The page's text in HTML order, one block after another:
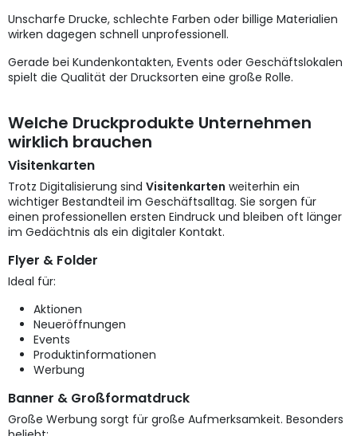
Unscharfe Drucke, schlechte Farben oder billige Materialien
wirken dagegen schnell unprofessionell.
Gerade bei Kundenkontakten, Events oder Geschäftslokalen
spielt die Qualität der Drucksorten eine große Rolle.
Welche Druckprodukte Unternehmen
wirklich brauchen
Visitenkarten
Trotz Digitalisierung sind Visitenkarten weiterhin ein
wichtiger Bestandteil im Geschäftsalltag. Sie sorgen für
einen professionellen ersten Eindruck und bleiben oft länger
im Gedächtnis als ein digitaler Kontakt.
Flyer & Folder
Ideal für:
Aktionen
Neueröffnungen
Events
Produktinformationen
Werbung
Banner & Großformatdruck
Große Werbung sorgt für große Aufmerksamkeit. Besonders